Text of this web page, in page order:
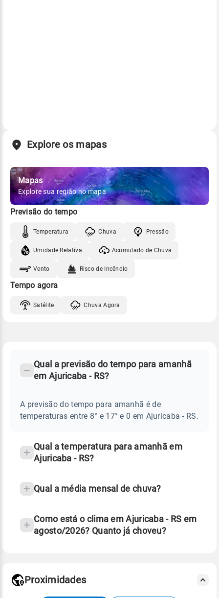
Explore os mapas
Mapas
Explore sua região no mapa
Previsão do tempo
Temperatura Chuva Pressão
Umidade Relativa Acumulado de Chuva
Vento Risco de Incêndio
Tempo agora
Satélite Chuva Agora
AJURICABA
Perguntas
sobre
chuva
temperatura
Qual a previsão do tempo para amanhã
em Ajuricaba - RS?
A previsão do tempo para amanhã é de
temperaturas entre 8° e 17° e 0 em Ajuricaba - RS.
Qual a temperatura para amanhã em
Ajuricaba - RS?
Qual a média mensal de chuva?
Como está o clima em Ajuricaba - RS em
agosto/2026? Quanto já choveu?
Proximidades